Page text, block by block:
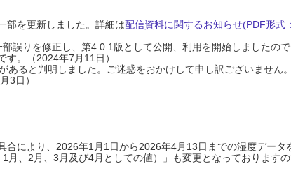
部を更新しました。詳細は配信資料に関するお知らせ(PDF形式
誤りを修正し、第4.0.1版として公開、利用を開始しましたの
す。（2024年7月11日）
ると判明しました。ご迷惑をおかけして申し訳ございません
3日）
により、2026年1月1日から2026年4月13日までの湿度データ
、2月、3月及び4月としての値）」も変更となっておりますの